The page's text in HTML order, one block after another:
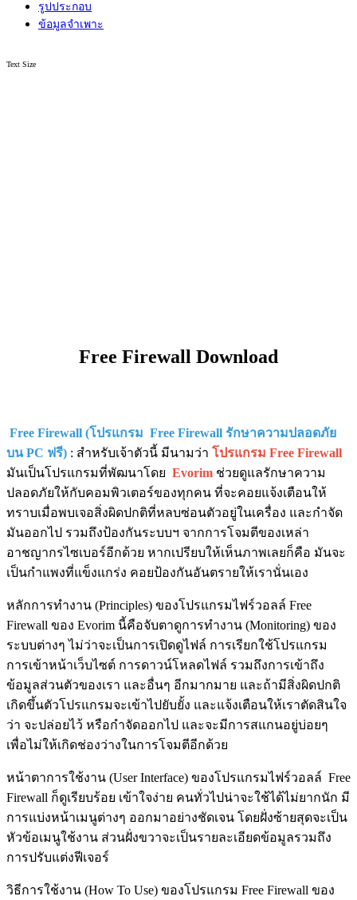
รูปประกอบ
ข้อมูลจำเพาะ
Text Size
Free Firewall Download
Free Firewall (โปรแกรม Free Firewall รักษาความปลอดภัย
บน PC ฟรี) : สำหรับเจ้าตัวนี้ มีนามว่า โปรแกรม Free Firewall
มันเป็นโปรแกรมที่พัฒนาโดย Evorim ช่วยดูแลรักษาความ
ปลอดภัยให้กับคอมพิวเตอร์ของทุกคน ที่จะคอยแจ้งเตือนให้
ทราบเมื่อพบเจอสิ่งผิดปกติที่หลบซ่อนตัวอยู่ในเครื่อง และกำจัด
มันออกไป รวมถึงป้องกันระบบฯ จากการโจมตีของเหล่า
อาชญากรไซเบอร์อีกด้วย หากเปรียบให้เห็นภาพเลยก็คือ มันจะ
เป็นกำแพงที่แข็งแกร่ง คอยป้องกันอันตรายให้เรานั่นเอง
หลักการทำงาน (Principles) ของโปรแกรมไฟร์วอลล์ Free
Firewall ของ Evorim นี้คือจับตาดูการทำงาน (Monitoring) ของ
ระบบต่างๆ ไม่ว่าจะเป็นการเปิดดูไฟล์ การเรียกใช้โปรแกรม
การเข้าหน้าเว็บไซต์ การดาวน์โหลดไฟล์ รวมถึงการเข้าถึง
ข้อมูลส่วนตัวของเรา และอื่นๆ อีกมากมาย และถ้ามีสิ่งผิดปกติ
เกิดขึ้นตัวโปรแกรมจะเข้าไปยับยั้ง และแจ้งเตือนให้เราตัดสินใจ
ว่า จะปล่อยไว้ หรือกำจัดออกไป และจะมีการสแกนอยู่บ่อยๆ
เพื่อไม่ให้เกิดช่องว่างในการโจมตีอีกด้วย
หน้าตาการใช้งาน (User Interface) ของโปรแกรมไฟร์วอลล์ Free
Firewall ก็ดูเรียบร้อย เข้าใจง่าย คนทั่วไปน่าจะใช้ได้ไม่ยากนัก มี
การแบ่งหน้าเมนูต่างๆ ออกมาอย่างชัดเจน โดยฝั่งซ้ายสุดจะเป็น
หัวข้อเมนูใช้งาน ส่วนฝั่งขวาจะเป็นรายละเอียดข้อมูลรวมถึง
การปรับแต่งฟีเจอร์
วิธีการใช้งาน (How To Use) ของโปรแกรม Free Firewall ของ